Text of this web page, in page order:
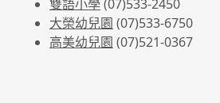
雙語小學(07)533-2450
大榮幼兒園 (07)533-6750
高美幼兒園 (07)521-0367